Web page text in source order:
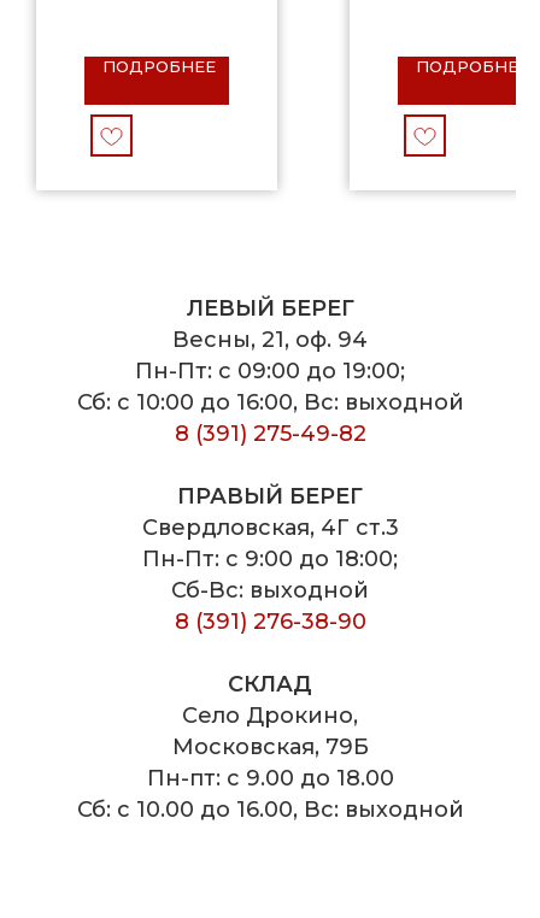
ПОДРОБНЕЕ ПОДРОБНЕЕ
ЛЕВЫЙ БЕРЕГ
Весны, 21, оф. 94
Пн-Пт: с 09:00 до 19:00;
Сб: с 10:00 до 16:00, Вс: выходной
8 (391) 275-49-82
ПРАВЫЙ БЕРЕГ
Свердловская, 4Г ст.3
Пн-Пт: с 9:00 до 18:00;
Сб-Вс: выходной
8 (391) 276-38-90
СКЛАД
Село Дрокино,
Московская, 79Б
Пн-пт: с 9.00 до 18.00
Сб: с 10.00 до 16.00, Вс: выходной